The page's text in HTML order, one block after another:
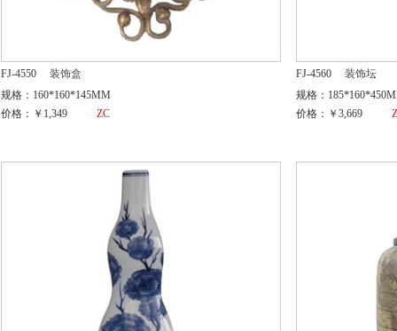
FJ-4550
装饰盒
规格：160*160*145MM
价格：￥1,349
ZC
FJ-4560
装饰坛
规格：
价格：￥3,669